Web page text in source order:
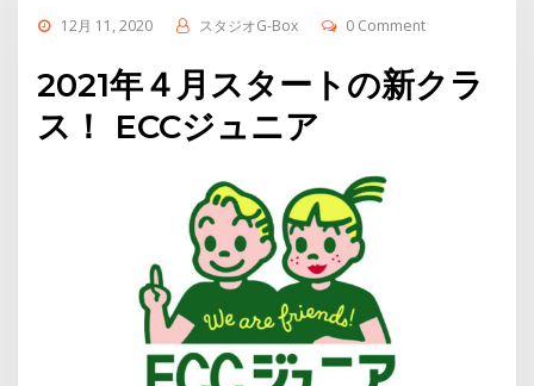
12月 11, 2020 スタジオG-Box 0 Comment
2021年４月スタートの新クラ
ス！ ECCジュニア